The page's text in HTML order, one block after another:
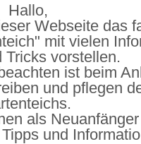
Hallo,
Webseite das
mit vielen
Tricks vorstellen.
ist beim
und pflegen
als
und